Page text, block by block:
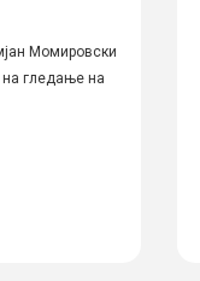
Момировски
гледање на